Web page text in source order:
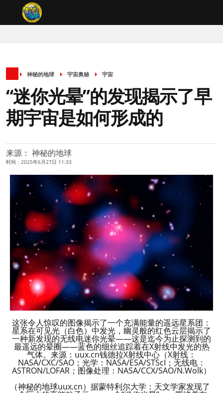
神秘的地球 宇宙奥秘 宇宙
“迷你光晕”的发现揭示了早
期宇宙是如何形成的
来源： 神秘的地球
时间：2025年6月27日 11:33
这张令人惊叹的图像揭示了一个充满能量的遥远星系团：
星系在可见光（白色）中发光，幽灵般的红色云层揭示了
一种新发现的无线电迷你光晕——这是迄今为止探测到的
最遥远的晕圈——蓝色的细丝追踪着在X射线中发光的热
气体。来源：uux.cn钱德拉X射线中心（X射线：
NASA/CXC/SAO；光学：NASA/ESA/STScI；无线电：
ASTRON/LOFAR；图像处理：NASA/CCX/SAO/N.Wolk）
（神秘的地球uux.cn）据蒙特利尔大学：天文学家发现了